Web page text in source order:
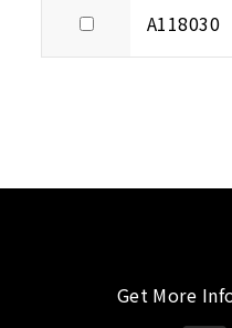
A118030
Get More